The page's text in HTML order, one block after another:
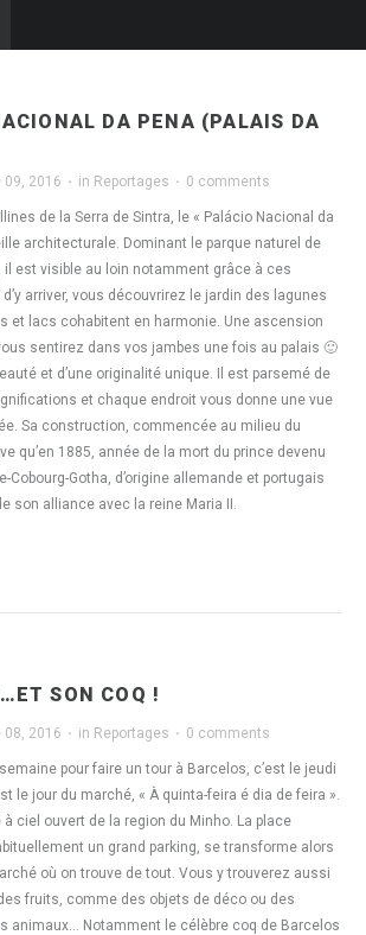
DA PENA (PALAIS DA
09, 2016 · in Reportages · 0 comments
de la Serra de Sintra, le « Palácio Nacional da
architecturale. Dominant le parque naturel de
il est visible au loin notamment grâce à ces
arriver, vous découvrirez le jardin des lagunes
et lacs cohabitent en harmonie. Une ascension
sentirez dans vos jambes une fois au palais 🙂
et d’une originalité unique. Il est parsemé de
et chaque endroit vous donne une vue
Sa construction, commencée au milieu du
qu’en 1885, année de la mort du prince devenu
Cobourg-Gotha, d’origine allemande et portugais
son alliance avec la reine Maria II.
SON COQ !
08, 2016 · in Reportages · 0 comments
pour faire un tour à Barcelos, c’est le jeudi
le jour du marché, « À quinta-feira é dia de feira ».
à ciel ouvert de la region du Minho. La place
un grand parking, se transforme alors
où on trouve de tout. Vous y trouverez aussi
fruits, comme des objets de déco ou des
animaux… Notamment le célèbre coq de Barcelos